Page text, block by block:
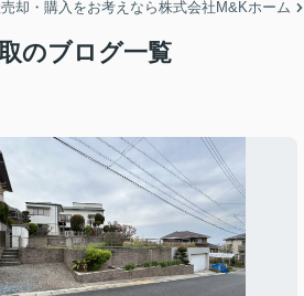
却・購入をお考えなら株式会社M&Kホーム
のブログ一覧